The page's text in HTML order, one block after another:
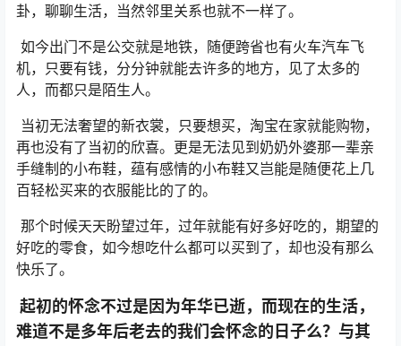
卦，聊聊生活，当然邻里关系也就不一样了。
如今出门不是公交就是地铁，随便跨省也有火车汽车飞
机，只要有钱，分分钟就能去许多的地方，见了太多的
人，而都只是陌生人。
当初无法奢望的新衣裳，只要想买，淘宝在家就能购物，
再也没有了当初的欣喜。更是无法见到奶奶外婆那一辈亲
手缝制的小布鞋，蕴有感情的小布鞋又岂能是随便花上几
百轻松买来的衣服能比的了的。
那个时候天天盼望过年，过年就能有好多好吃的，期望的
好吃的零食，如今想吃什么都可以买到了，却也没有那么
快乐了。
起初的怀念不过是因为年华已逝，而现在的生活，
难道不是多年后老去的我们会怀念的日子么？与其